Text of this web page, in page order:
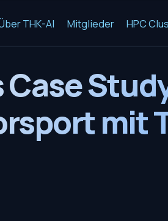
THK-AI Mitglieder HPC
Case
mit